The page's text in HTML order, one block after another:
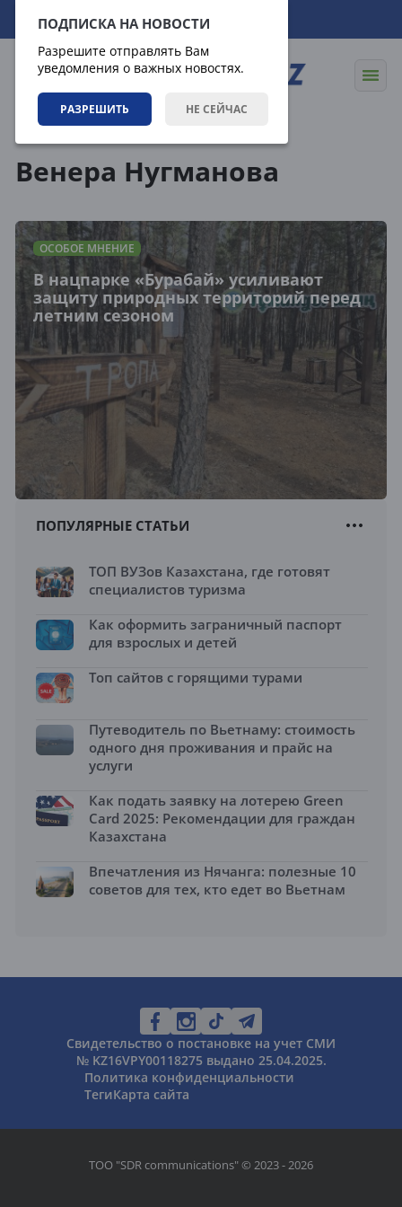
ПОДПИСКА НА НОВОСТИ
Разрешите отправлять Вам
уведомления о важных новостях.
РАЗРЕШИТЬ НЕ СЕЙЧАС
08.08.2026 15:56:33
Венера Нугманова
ОСОБОЕ МНЕНИЕ
В нацпарке «Бурабай» усиливают
защиту природных территорий перед
летним сезоном
ПОПУЛЯРНЫЕ СТАТЬИ
ТОП ВУЗов Казахстана, где готовят
специалистов туризма
Как оформить заграничный паспорт
для взрослых и детей
Топ сайтов с горящими турами
Путеводитель по Вьетнаму: стоимость
одного дня проживания и прайс на
услуги
Как подать заявку на лотерею Green
Card 2025: Рекомендации для граждан
Казахстана
Впечатления из Нячанга: полезные 10
советов для тех, кто едет во Вьетнам
Свидетельство о постановке на учет СМИ
№ KZ16VPY00118275 выдано 25.04.2025.
Политика конфиденциальности
ТегиКарта сайта
ТОО "SDR communications" © 2023 - 2026